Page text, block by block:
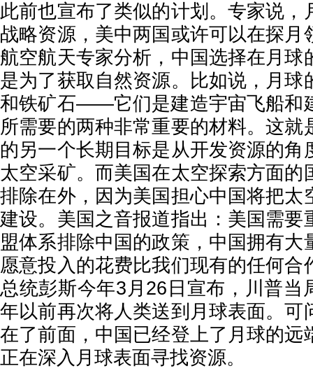
此前也宣布了类似的计划。专家说，
战略资源，美中两国或许可以在探月
航空航天专家分析，中国选择在月球
是为了获取自然资源。比如说，月球
和铁矿石——它们是建造宇宙飞船和
所需要的两种非常重要的材料。这就
的另一个长期目标是从开发资源的角
太空采矿。而美国在太空探索方面的
排除在外，因为美国担心中国将把太
建设。美国之音报道指出：美国需要
盟体系排除中国的政策，中国拥有大
愿意投入的花费比我们现有的任何合
总统彭斯今年3月26日宣布，川普当
年以前再次将人类送到月球表面。可
在了前面，中国已经登上了月球的远
正在深入月球表面寻找资源。